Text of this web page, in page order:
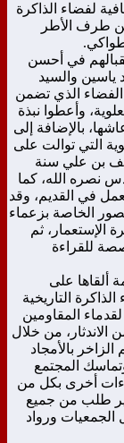
تنظيم زيارة ثقافية لفضاء الذاكرة
من طرف الأطر
في أحسن
ياسين والسيد
الذي تضمن
وأعطوا نبذة
بالإضافة إلى
التي توالت على
بن علي سنة
نصره الله، كما
في القديم، وقد
الخاصة بزعماء
الإستعمار، ثم
للقراءة
ألقاها على
التاريخية
المقاومين
الاندثار، من خلال
بالأمجاد
المجتمع
أخرى بكل من
طلب من جميع
الجمعيات ورواد